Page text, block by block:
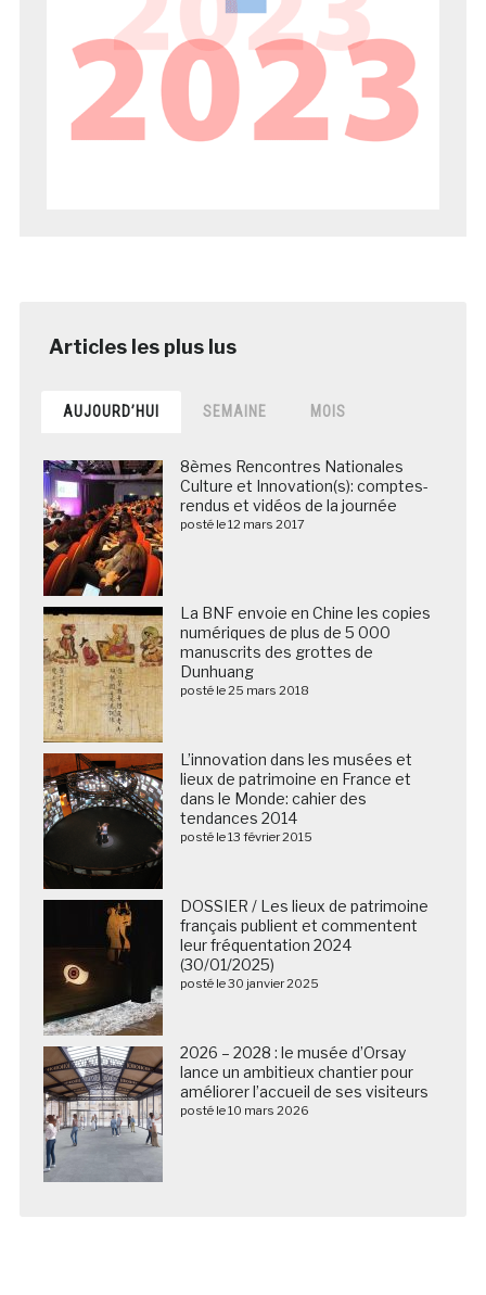
AUJOURD’HUI SEMAINE MOIS
8èmes Rencontres Nationales
Culture et Innovation(s): comptes-
rendus et vidéos de la journée
posté le 12 mars 2017
La BNF envoie en Chine les copies
numériques de plus de 5 000
manuscrits des grottes de
Dunhuang
posté le 25 mars 2018
L’innovation dans les musées et
lieux de patrimoine en France et
dans le Monde: cahier des
tendances 2014
posté le 13 février 2015
DOSSIER / Les lieux de patrimoine
français publient et commentent
leur fréquentation 2024
(30/01/2025)
posté le 30 janvier 2025
2026 – 2028 : le musée d’Orsay
lance un ambitieux chantier pour
améliorer l’accueil de ses visiteurs
posté le 10 mars 2026